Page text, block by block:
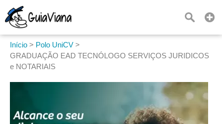
Início > Polo UniCV >
GRADUAÇÃO EAD TECNÓLOGO SERVIÇOS JURIDICOS
e NOTARIAIS